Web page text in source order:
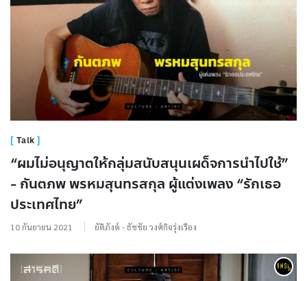
Talk
“ผมไม่อนุญาตให้กลุ่มสนับสนุนเผด็จการนำไปใช้”
- กันตภพ พรหมสุนทรสกุล ผู้แต่งเพลง “รักเธอ
ประเทศไทย”
10 กันยายน 2021 ยัติภังค์ - ธัชชัย วงศ์กิจรุ่งเรือง